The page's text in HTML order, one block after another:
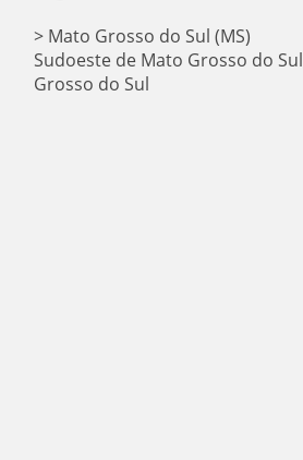
> Mato Grosso do Sul (MS)
Sudoeste de Mato Grosso do
Grosso do Sul